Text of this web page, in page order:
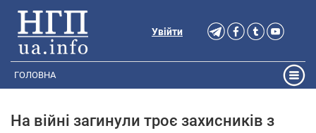
Увійти
ГОЛОВНА
На війні загинули троє захисників з